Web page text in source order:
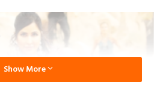
Show More